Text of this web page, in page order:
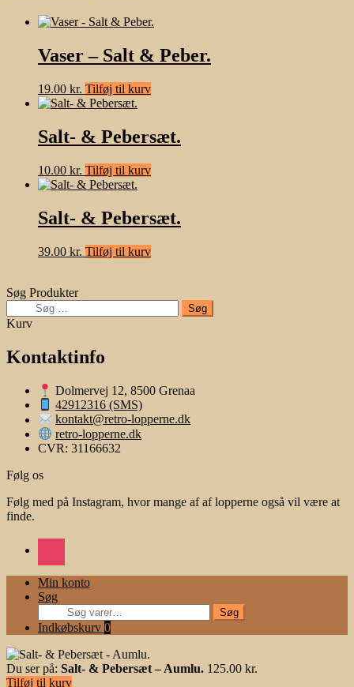
Vaser – Salt & Peber.
19.00 kr. Tilføj til kurv
Salt- & Pebersæt.
10.00 kr. Tilføj til kurv
Salt- & Pebersæt.
39.00 kr. Tilføj til kurv
Søg Produkter
efter:
Kurv
Kontaktinfo
Dolmervej 12, 8500 Grenaa
42912316 (SMS)
kontakt@retro-lopperne.dk
retro-lopperne.dk
CVR: 31166632
Følg os
Følg med på Instagram, hvor mange af af lopperne også vil være at
finde.
instagram
Min konto
Søg
efter:
Søg
Indkøbskurv 0
Du ser på: Salt- & Pebersæt – Aumlu. 125.00 kr.
Tilføj til kurv